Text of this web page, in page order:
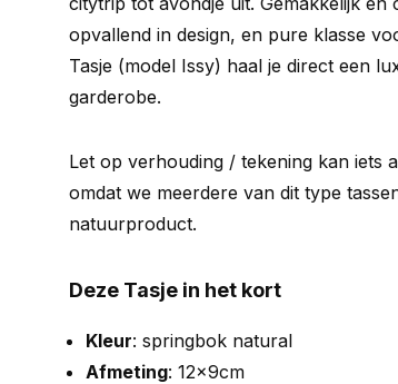
opvallend in design, en pure klasse
Tasje (model Issy) haal je direct een
garderobe.
Let op verhouding / tekening kan iets
omdat we meerdere van dit type
natuurproduct.
Deze Tasje in het kort
Kleur: springbok natural
Afmeting: 12x9cm